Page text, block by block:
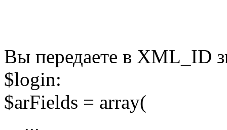
Вы передаете в XML_ID
$login:
$arFields = array(
...